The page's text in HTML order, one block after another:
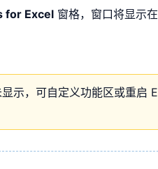
for Excel 窗格，窗口将显示
示，可自定义功能区或重启